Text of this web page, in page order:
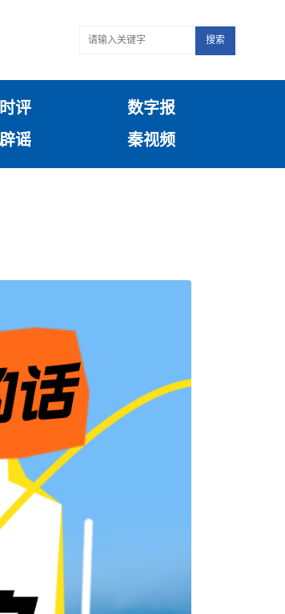
搜索
时评
数字报
辟谣 秦视频